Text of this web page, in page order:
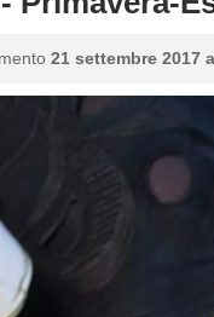
21 settembre 2017